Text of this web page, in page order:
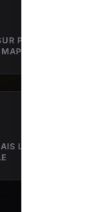
PLACE
LA 1ÈRE